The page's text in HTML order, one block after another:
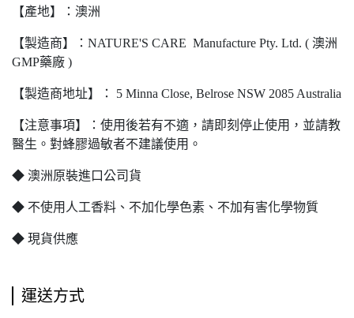
【產地】：澳洲
【製造商】：NATURE'S CARE Manufacture Pty. Ltd. ( 澳洲
GMP藥廠 )
【製造商地址】： 5 Minna Close, Belrose NSW 2085 Australia
【注意事項】：使用後若有不適，請即刻停止使用，並請教
醫生。對蜂膠過敏者不建議使用。
◆ 澳洲原裝進口公司貨
◆ 不使用人工香料、不加化學色素、不加有害化學物質
◆ 現貨供應
運送方式